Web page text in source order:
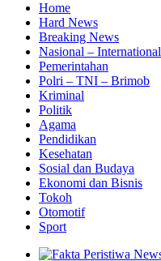
Home
Hard News
Breaking News
Nasional – International
Pemerintahan
Polri – TNI – Brimob
Kriminal
Politik
Agama
Pendidikan
Kesehatan
Sosial dan Budaya
Ekonomi dan Bisnis
Tokoh
Otomotif
Sport